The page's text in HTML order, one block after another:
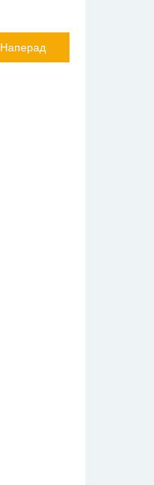
Наперад